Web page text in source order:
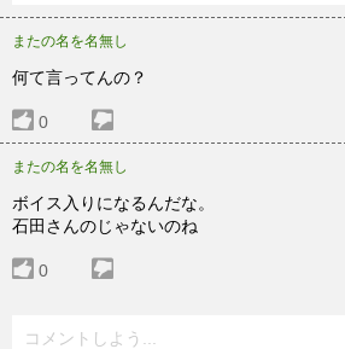
またの名を名無し
何て言ってんの？
0
またの名を名無し
ボイス入りになるんだな。
石田さんのじゃないのね
0
コメントしよう...